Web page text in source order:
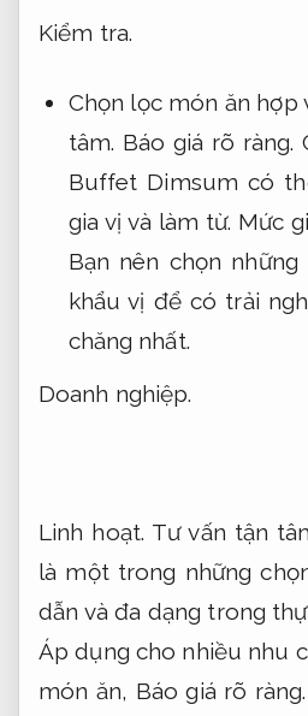
Kiểm tra.
Chọn lọc món ăn hợp
tâm. Báo giá rõ ràng.
Buffet Dimsum có
gia vị và làm từ. Mức
Bạn nên chọn
khẩu vị để có trải
chăng nhất.
Doanh nghiệp.
Linh hoạt. Tư vấn tận
là một trong những
dẫn và đa dạng trong
Áp dụng cho nhiều nhu
món ăn, Báo giá rõ ràng.